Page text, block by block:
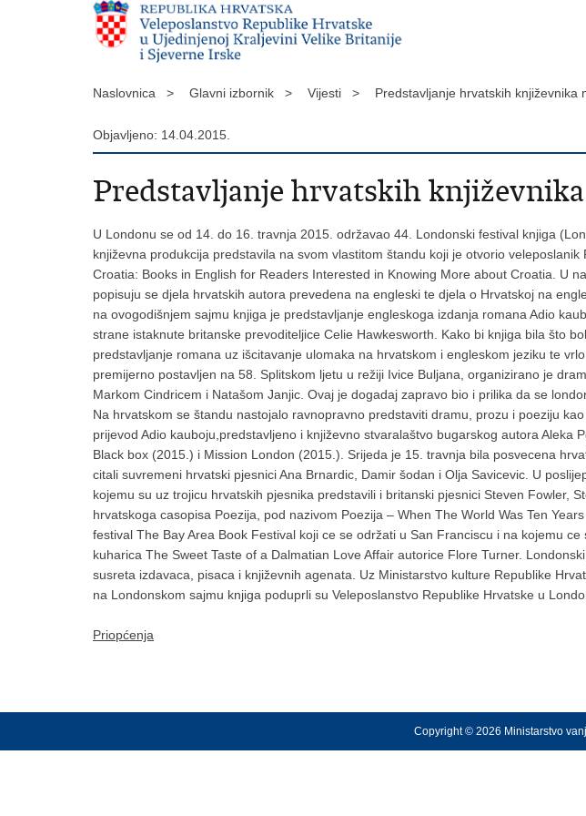
Naslovnica > Glavni izbornik > Vijesti > Predstavljanje hrvatskih
Objavljeno: 14.04.2015.
Predstavljanje hrvatskih
U Londonu se od 14. do 16. travnja 2015. održavao 44. Londonski festival knjiga
književna produkcija predstavila na svom vlastitom štandu koji je otvorio
Croatia: Books in English for Readers Interested in Knowing More about Croatia. U
popisuju se djela hrvatskih autora prevedena na engleski te djela o Hrvatskoj na
na ovogodišnjem sajmu knjiga je predstavljanje engleskoga izdanja romana Adio
strane istaknute britanske prevoditeljice Celie Hawkesworth. Kako bi knjiga bila što
predstavljanje romana uz išcitavanje ulomaka na hrvatskom i engleskom jeziku te
premijerno postavljen na 58. Splitskom ljetu u režiji Ivice Buljana, organizirano je
Markom Cindricem i Natašom Janjic. Ovaj je dogadaj zapravo bio i prilika da se
Na hrvatskom se štandu nastojalo ravnopravno predstaviti dramu, prozu i poeziju
prijevod Adio kauboju,predstavljeno i književno stvaralaštvo bugarskog autora
Black box (2015.) i Mission London (2015.). Srijeda je 15. travnja bila posvecena
citali suvremeni hrvatski pjesnici Ana Brnardic, Damir šodan i Olja Savicevic. U
kojemu su uz trojicu hrvatskih pjesnika predstavili i britanski pjesnici Steven Fowler,
hrvatskoga casopisa Poezija, pod nazivom Poezija – When The World Was Ten
festival The Bay Area Book Festival koji ce se održati u San Franciscu i na kojemu
kuharica The Sweet Taste of a Dalmatian Love Affair autorice Flore Turner.
susreta izdavaca, pisaca i književnih agenata. Uz Ministarstvo kulture Republike
na Londonskom sajmu knjiga poduprli su Veleposlanstvo Republike Hrvatske u
Priopćenja
Copyright © 2026 Ministarstvo